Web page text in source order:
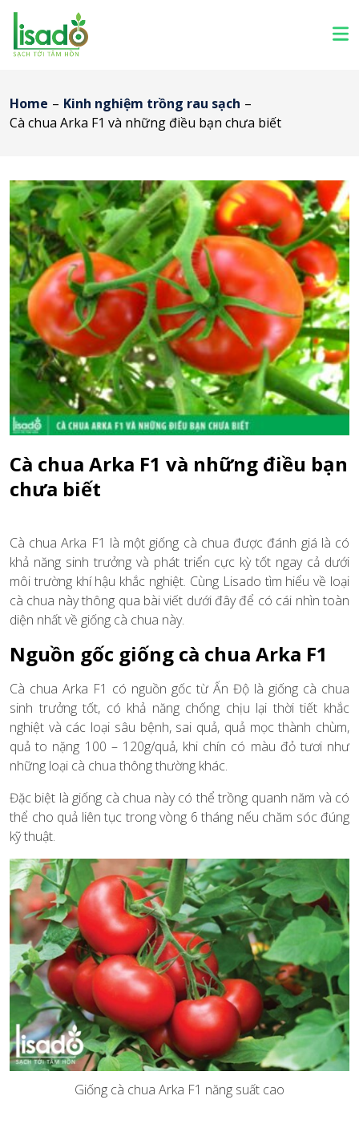
Home – Kinh nghiệm trồng rau sạch –
Cà chua Arka F1 và những điều bạn chưa biết
Cà chua Arka F1 và những điều bạn
chưa biết
Cà chua Arka F1 là một giống cà chua được đánh giá là có
khả năng sinh trưởng và phát triển cực kỳ tốt ngay cả dưới
môi trường khí hậu khắc nghiệt. Cùng Lisado tìm hiểu về loại
cà chua này thông qua bài viết dưới đây để có cái nhìn toàn
diện nhất về giống cà chua này.
Nguồn gốc giống cà chua Arka F1
Cà chua Arka F1 có nguồn gốc từ Ấn Độ là giống cà chua
sinh trưởng tốt, có khả năng chống chịu lại thời tiết khắc
nghiệt và các loại sâu bệnh, sai quả, quả mọc thành chùm,
quả to nặng 100 – 120g/quả, khi chín có màu đỏ tươi như
những loại cà chua thông thường khác.
Đặc biệt là giống cà chua này có thể trồng quanh năm và có
thể cho quả liên tục trong vòng 6 tháng nếu chăm sóc đúng
kỹ thuật.
Giống cà chua Arka F1 năng suất cao